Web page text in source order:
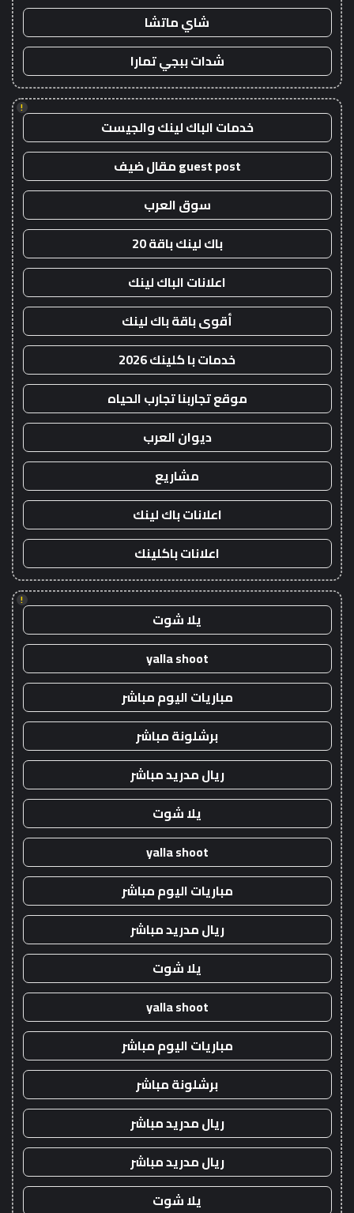
شاي ماتشا
شدات ببجي تمارا
!
خدمات الباك لينك والجيست
guest post مقال ضيف
سوق العرب
باك لينك باقة 20
اعلانات الباك لينك
أقوى باقة باك لينك
خدمات با كلينك 2026
موقع تجاربنا تجارب الحياه
ديوان العرب
مشاريع
اعلانات باك لينك
اعلانات باكلينك
!
يلا شوت
yalla shoot
مباريات اليوم مباشر
برشلونة مباشر
ريال مدريد مباشر
يلا شوت
yalla shoot
مباريات اليوم مباشر
ريال مدريد مباشر
يلا شوت
yalla shoot
مباريات اليوم مباشر
برشلونة مباشر
ريال مدريد مباشر
ريال مدريد مباشر
يلا شوت